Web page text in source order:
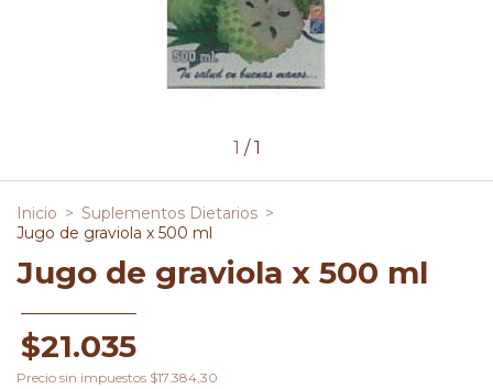
1 /1
Inicio > Suplementos Dietarios >
Jugo de graviola x 500 ml
Jugo de graviola x 500 ml
$21.035
Precio sin impuestos $17.384,30